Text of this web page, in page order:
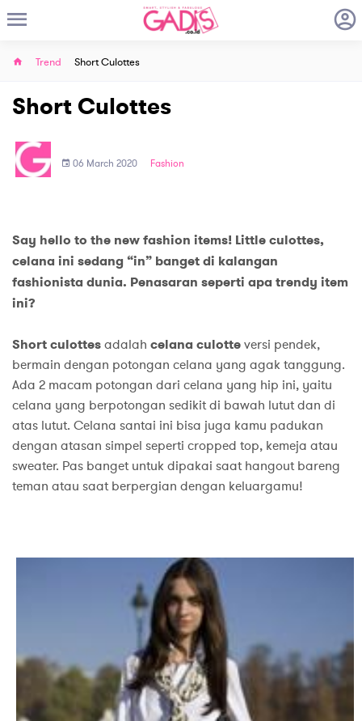
Trend Short Culottes
Short Culottes
06 March 2020 Fashion
Say hello to the new fashion items! Little culottes,
celana ini sedang “in” banget di kalangan
fashionista dunia. Penasaran seperti apa trendy item
ini?
Short culottesadalah celana culotteversi pendek,
bermain dengan potongan celana yang agak tanggung.
Ada 2 macam potongan dari celana yang hip ini, yaitu
celana yang berpotongan sedikit di bawah lutut dan di
atas lutut. Celana santai ini bisa juga kamu padukan
dengan atasan simpel seperti cropped top, kemeja atau
sweater. Pas banget untuk dipakai saat hangout bareng
teman atau saat berpergian dengan keluargamu!